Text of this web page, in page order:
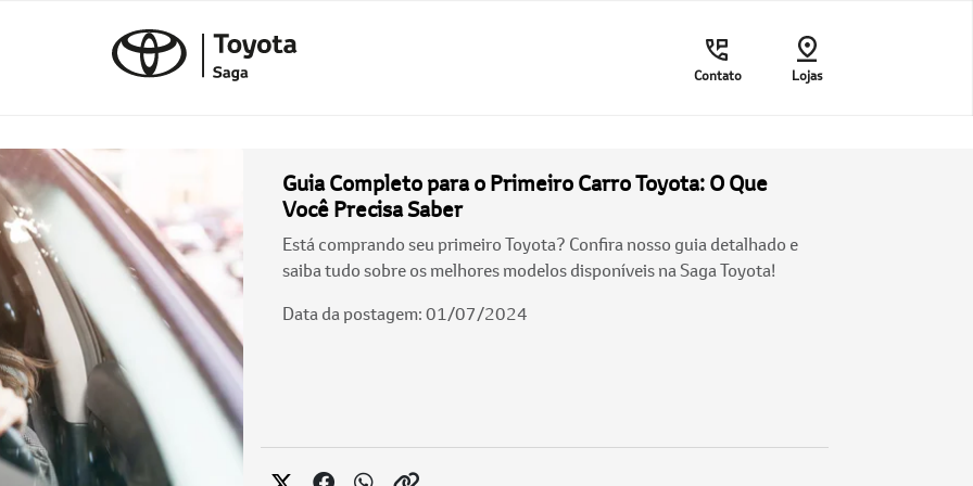
Contato Lojas
Guia Completo para o Primeiro Carro Toyota: O Que
Você Precisa Saber
Está comprando seu primeiro Toyota? Confira nosso guia detalhado e
saiba tudo sobre os melhores modelos disponíveis na Saga Toyota!
Data da postagem: 01/07/2024